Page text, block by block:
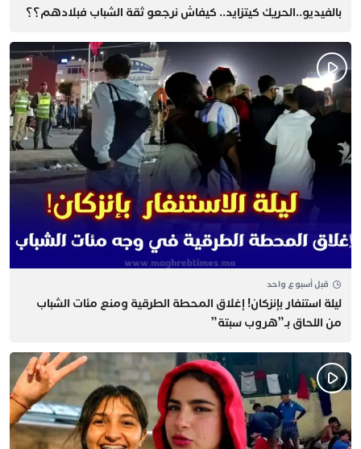
بالفيديو..الحريك كيتزايد.. كيفاش نرجعو ثقة الشباب فبلادهم؟؟
قبل أسبوع واحد
​ليلة استنفار بإنزكان! إغلاق المحطة الطرقية ومنع مئات الشباب
من اللحاق بـ”هروب سبتة”